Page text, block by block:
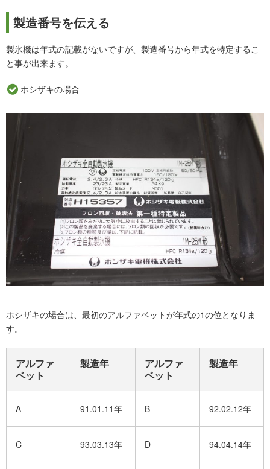
製造番号を伝える
製氷機は年式の記載がないですが、製造番号から年式を特定するこ
と事が出来ます。
ホシザキの場合
ホシザキの場合は、最初のアルファベットが年式の1の位となりま
す。
アルファ
ベット
製造年
アルファ
ベット
製造年
A 91.01.11年 B 92.02.12年
C 93.03.13年 D 94.04.14年